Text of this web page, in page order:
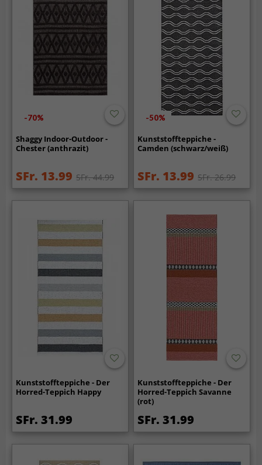
-70%
Shaggy Indoor-Outdoor -
Chester (anthrazit)
SFr. 13.99 SFr. 44.99
-50%
Kunststoffteppiche -
Camden (schwarz/weiß)
SFr. 13.99 SFr. 26.99
Kunststoffteppiche - Der
Horred-Teppich Happy
SFr. 31.99
Kunststoffteppiche - Der
Horred-Teppich Savanne
(rot)
SFr. 31.99